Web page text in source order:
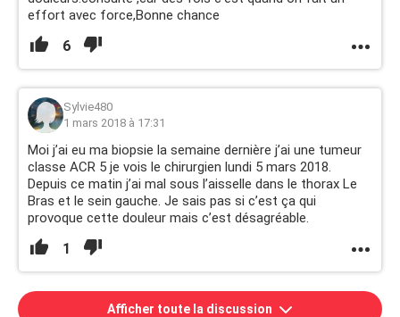
effort avec force,Bonne chance
6
Sylvie480
1 mars 2018 à 17:31
Moi j’ai eu ma biopsie la semaine dernière j’ai une tumeur
classe ACR 5 je vois le chirurgien lundi 5 mars 2018.
Depuis ce matin j’ai mal sous l’aisselle dans le thorax Le
Bras et le sein gauche. Je sais pas si c’est ça qui
provoque cette douleur mais c’est désagréable.
1
Afficher toute la discussion